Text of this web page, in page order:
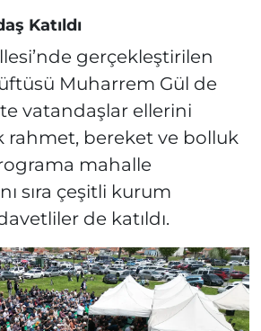
Katıldı
gerçekleştirilen
Muharrem Gül de
vatandaşlar ellerini
rahmet, bereket ve bolluk
mahalle
sıra çeşitli kurum
de katıldı.